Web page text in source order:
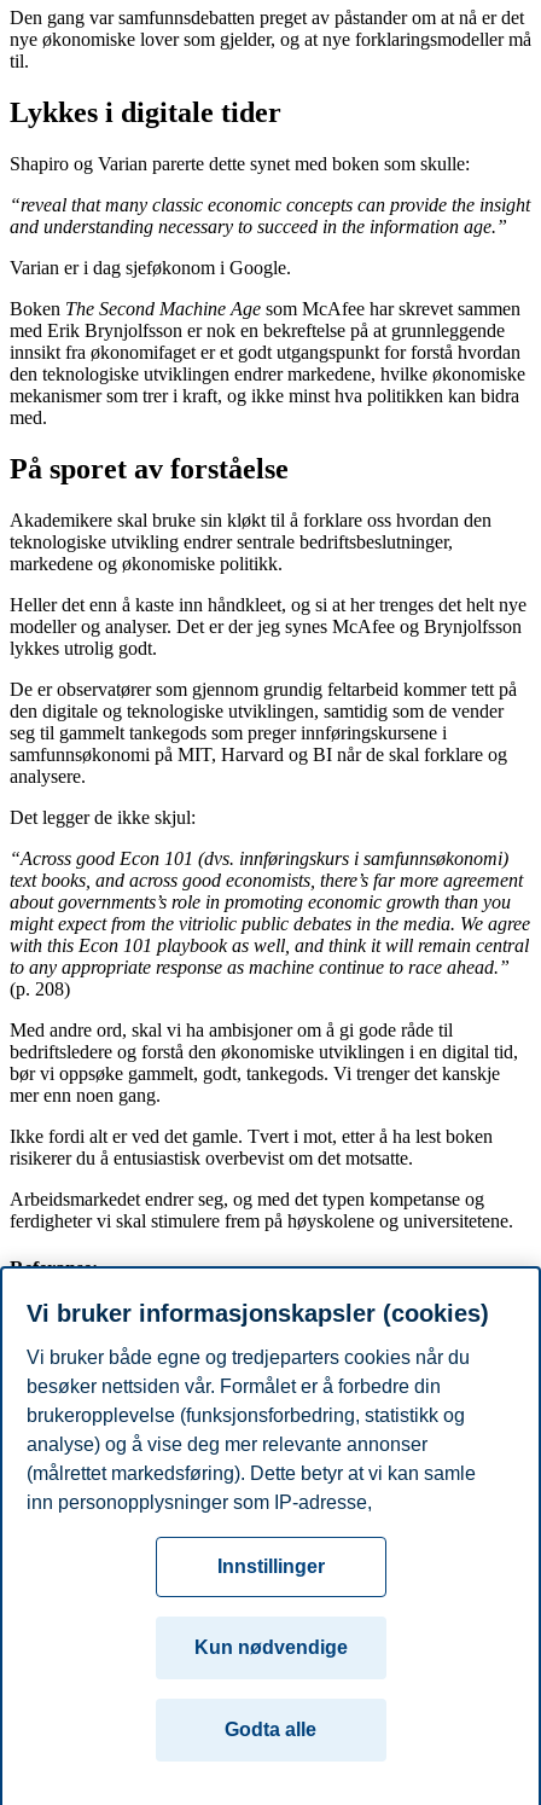
Den gang var samfunnsdebatten preget av påstander om at nå er det
nye økonomiske lover som gjelder, og at nye forklaringsmodeller må
til.
Lykkes i digitale tider
Shapiro og Varian parerte dette synet med boken som skulle:
“reveal that many classic economic concepts can provide the insight
and understanding necessary to succeed in the information age.”
Varian er i dag sjeføkonom i Google.
Boken The Second Machine Age som McAfee har skrevet sammen
med Erik Brynjolfsson er nok en bekreftelse på at grunnleggende
innsikt fra økonomifaget er et godt utgangspunkt for forstå hvordan
den teknologiske utviklingen endrer markedene, hvilke økonomiske
mekanismer som trer i kraft, og ikke minst hva politikken kan bidra
med.
På sporet av forståelse
Akademikere skal bruke sin kløkt til å forklare oss hvordan den
teknologiske utvikling endrer sentrale bedriftsbeslutninger,
markedene og økonomiske politikk.
Heller det enn å kaste inn håndkleet, og si at her trenges det helt nye
modeller og analyser. Det er der jeg synes McAfee og Brynjolfsson
lykkes utrolig godt.
De er observatører som gjennom grundig feltarbeid kommer tett på
den digitale og teknologiske utviklingen, samtidig som de vender
seg til gammelt tankegods som preger innføringskursene i
samfunnsøkonomi på MIT, Harvard og BI når de skal forklare og
analysere.
Det legger de ikke skjul:
“Across good Econ 101 (dvs. innføringskurs i samfunnsøkonomi)
text books, and across good economists, there’s far more agreement
about governments’s role in promoting economic growth than you
might expect from the vitriolic public debates in the media. We agree
with this Econ 101 playbook as well, and think it will remain central
to any appropriate response as machine continue to race ahead.”
(p. 208)
Med andre ord, skal vi ha ambisjoner om å gi gode råde til
bedriftsledere og forstå den økonomiske utviklingen i en digital tid,
bør vi oppsøke gammelt, godt, tankegods. Vi trenger det kanskje
mer enn noen gang.
Ikke fordi alt er ved det gamle. Tvert i mot, etter å ha lest boken
risikerer du å entusiastisk overbevist om det motsatte.
Arbeidsmarkedet endrer seg, og med det typen kompetanse og
ferdigheter vi skal stimulere frem på høyskolene og universitetene.
Referanse:
Artikkelen er publisert sombloggpost på Dag Morten Dalens blogg
Samfunnsøkonomi
Del artikkelen:
Tilgjengelighetserklæring
Kontakt oss
TrondheimStavanger
© 2026 Handelshøyskolen BI
Vi bruker informasjonskapsler (cookies)
Vi bruker både egne og tredjeparters cookies når du
besøker nettsiden vår. Formålet er å forbedre din
brukeropplevelse (funksjonsforbedring, statistikk og
analyse) og å vise deg mer relevante annonser
(målrettet markedsføring). Dette betyr at vi kan samle
inn personopplysninger som IP-adresse,
cookies som er nødvendige for at nettsiden skal
fungere, kan du enten godta alle eller tilpasse ditt
samtykke ved å endre innstillinger.
Les mer om våre informasjonskapsler, hvilke
opplysninger vi samler inn og formålene i innstillinger
for informasjonskapsler. Du kan når som helst endre
eller trekke tilbake ditt samtykke i innstillingene ved å
Innstillinger
Kun nødvendige
Godta alle